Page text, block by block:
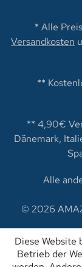
* Alle
Versandkosten
**
** 4,90€
Dänemark,
Alle
© 2026
Diese Website
Betrieb der